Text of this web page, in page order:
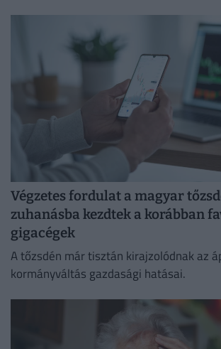
Végzetes fordulat a magyar
zuhanásba kezdtek a korábban
gigacégek
A tőzsdén már tisztán kirajzolódnak az
kormányváltás gazdasági hatásai.